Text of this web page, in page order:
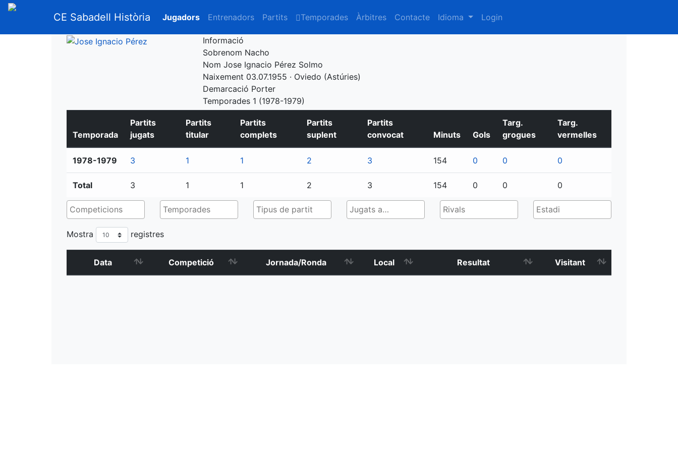
CE Sabadell Història Jugadors Entrenadors Partits Temporades Àrbitres Contacte Idioma Login
Informació
Sobrenom Nacho
Nom Jose Ignacio Pérez Solmo
Naixement 03.07.1955 · Oviedo (Astúries)
Demarcació Porter
Temporades 1 (1978-1979)
Temporada
Partits
jugats
Partits
titular
Partits
complets
Partits
suplent
Partits
convocat
Minuts Gols
Targ.
grogues
Targ.
vermelles
1978-1979 3 1 1 2 3 154 0 0 0
Total 3 1 1 2 3 154 0 0 0
Mostra registres
Data Competició Jornada/Ronda Local Resultat Visitant